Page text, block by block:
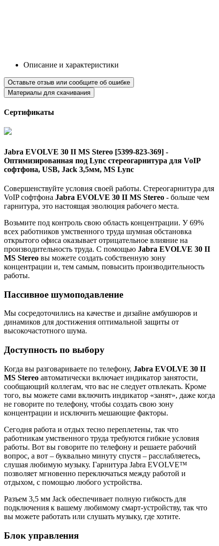
Описание и характеристики
Оставьте отзыв или сообщите об ошибке
Материалы для скачивания
Сертификаты
Jabra EVOLVE 30 II MS Stereo [5399-823-369] -
Оптимизированная под Lync стереогарнитура для VoIP
софтфона, USB, Jack 3,5мм, MS Lync
Совершенствуйте условия своей работы. Стереогарнитура для
VoIP софтфона Jabra EVOLVE 30 II MS Stereo - больше чем
гарнитура, это настоящая эволюция рабочего места.
Возьмите под контроль свою область концентрации. У 69%
всех работников умственного труда шумная обстановка
открытого офиса оказывает отрицательное влияние на
производительность труда. С помощью Jabra EVOLVE 30 II
MS Stereo вы можете создать собственную зону
концентрации и, тем самым, повысить производительность
работы.
Пассивное шумоподавление
Мы сосредоточились на качестве и дизайне амбушюров и
динамиков для достижения оптимальной защиты от
высокочастотного шума.
Доступность по выбору
Когда вы разговариваете по телефону, Jabra EVOLVE 30 II
MS Stereo автоматически включает индикатор занятости,
сообщающий коллегам, что вас не следует отвлекать. Кроме
того, вы можете сами включить индикатор «занят», даже когда
не говорите по телефону, чтобы создать свою зону
концентрации и исключить мешающие факторы.
Сегодня работа и отдых тесно переплетены, так что
работникам умственного труда требуются гибкие условия
работы. Вот вы говорите по телефону и решаете рабочий
вопрос, а вот – буквально минуту спустя – расслабляетесь,
слушая любимую музыку. Гарнитура Jabra EVOLVE™
позволяет мгновенно переключаться между работой и
отдыхом, с помощью любого устройства.
Разъем 3,5 мм Jack обеспечивает полную гибкость для
подключения к вашему любимому смарт-устройству, так что
вы можете работать или слушать музыку, где хотите.
Блок управления